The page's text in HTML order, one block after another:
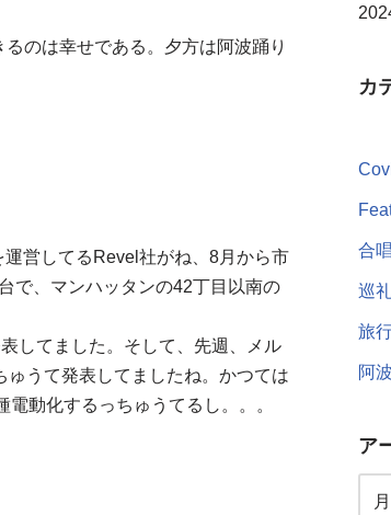
のは幸せである。夕方は阿波踊り
営してるRevel社がね、8月から市
で、マンハッタンの42丁目以南の
してました。そして、先週、メル
うて発表してましたね。かつては
動化するっちゅうてるし。。。
カ
合唱
巡
旅
阿
ア